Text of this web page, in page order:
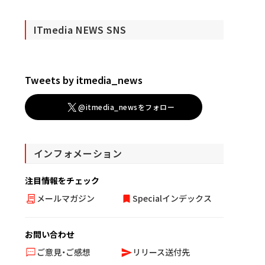
ITmedia NEWS SNS
Tweets by itmedia_news
@itmedia_newsをフォロー
インフォメーション
注目情報をチェック
メールマガジン
Specialインデックス
お問い合わせ
ご意見・ご感想
リリース送付先